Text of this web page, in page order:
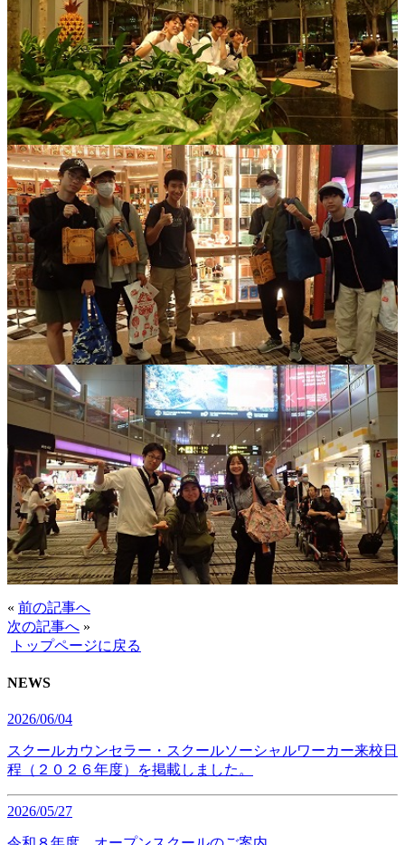
« 前の記事へ
次の記事へ »
トップページに戻る
NEWS
2026/06/04
スクールカウンセラー・スクールソーシャルワーカー来校日
程（２０２６年度）を掲載しました。
2026/05/27